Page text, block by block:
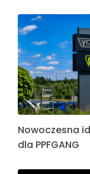
Nowoczesna
dla PPFGANG